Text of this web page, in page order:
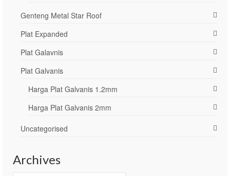
Genteng Metal Star Roof
Plat Expanded
Plat Galavnis
Plat Galvanis
Harga Plat Galvanis 1.2mm
Harga Plat Galvanis 2mm
Uncategorised
Archives